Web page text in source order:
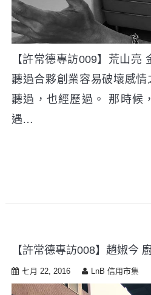
【許常德專訪009】荒山亮
聽過合夥創業容易破壞感
聽過，也經歷過。 那時候
遇…
【許常德專訪008】趙婌今
七月 22, 2016 LnB 信用市集